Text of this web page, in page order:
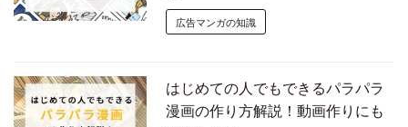
広告マンガの知識
はじめての人でもできるパラパラ
漫画の作り方解説！動画作りにも